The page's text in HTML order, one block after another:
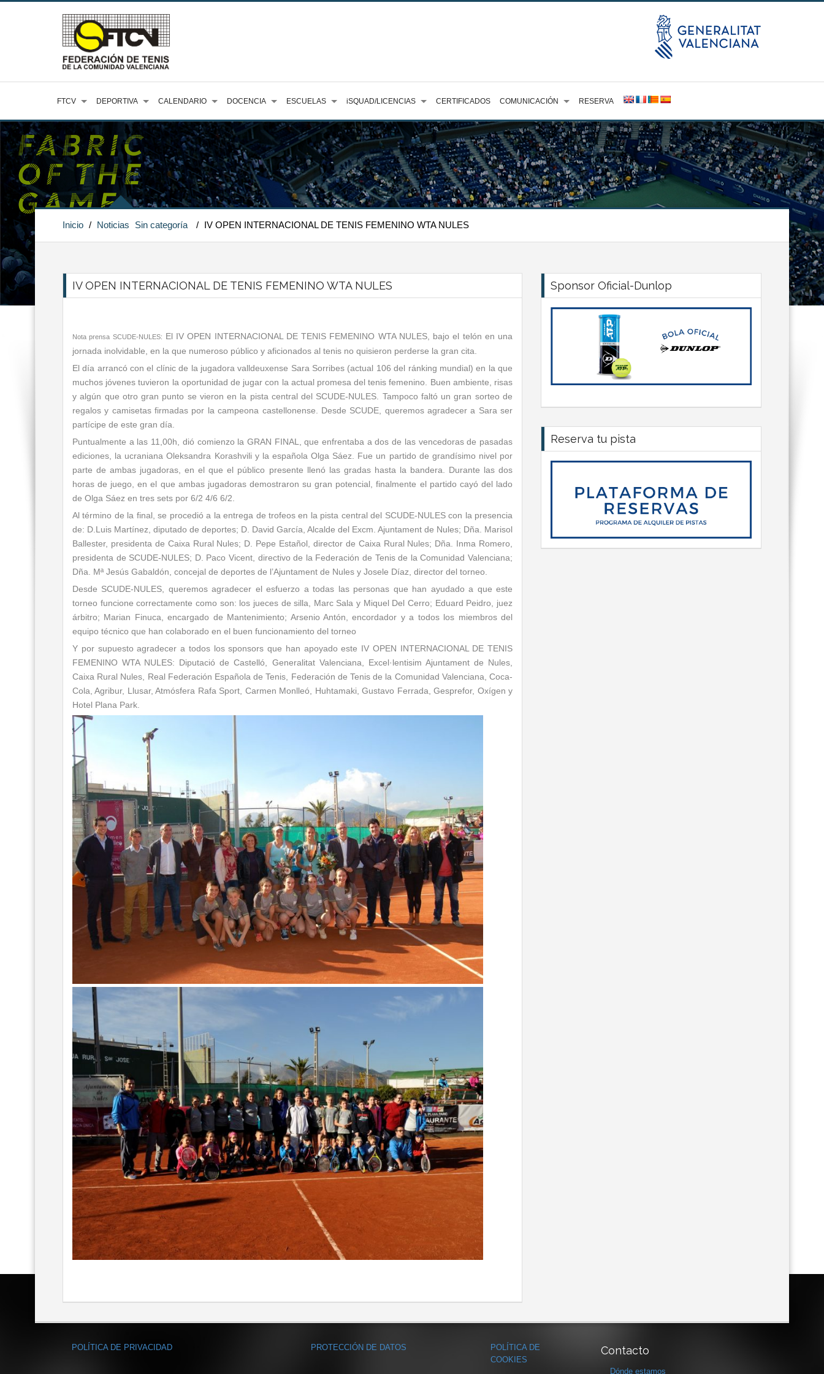
FTCV DEPORTIVA CALENDARIO DOCENCIA ESCUELAS iSQUAD/LICENCIAS CERTIFICADOS COMUNICACIÓN RESERVA
Inicio / Noticias Sin categoría / IV OPEN INTERNACIONAL DE TENIS FEMENINO WTA NULES
IV OPEN INTERNACIONAL DE TENIS FEMENINO WTA NULES
Nota prensa SCUDE-NULES: El IV OPEN INTERNACIONAL DE TENIS FEMENINO WTA NULES, bajo el telón en una
jornada inolvidable, en la que numeroso público y aficionados al tenis no quisieron perderse la gran cita.
El día arrancó con el clínic de la jugadora valldeuxense Sara Sorribes (actual 106 del ránking mundial) en la que
muchos jóvenes tuvieron la oportunidad de jugar con la actual promesa del tenis femenino. Buen ambiente, risas
y algún que otro gran punto se vieron en la pista central del SCUDE-NULES. Tampoco faltó un gran sorteo de
regalos y camisetas firmadas por la campeona castellonense. Desde SCUDE, queremos agradecer a Sara ser
partícipe de este gran día.
Puntualmente a las 11,00h, dió comienzo la GRAN FINAL, que enfrentaba a dos de las vencedoras de pasadas
ediciones, la ucraniana Oleksandra Korashvili y la española Olga Sáez. Fue un partido de grandísimo nivel por
parte de ambas jugadoras, en el que el público presente llenó las gradas hasta la bandera. Durante las dos
horas de juego, en el que ambas jugadoras demostraron su gran potencial, finalmente el partido cayó del lado
de Olga Sáez en tres sets por 6/2 4/6 6/2.
Al término de la final, se procedió a la entrega de trofeos en la pista central del SCUDE-NULES con la presencia
de: D.Luis Martínez, diputado de deportes; D. David García, Alcalde del Excm. Ajuntament de Nules; Dña. Marisol
Ballester, presidenta de Caixa Rural Nules; D. Pepe Estañol, director de Caixa Rural Nules; Dña. Inma Romero,
presidenta de SCUDE-NULES; D. Paco Vicent, directivo de la Federación de Tenis de la Comunidad Valenciana;
Dña. Mª Jesús Gabaldón, concejal de deportes de l’Ajuntament de Nules y Josele Díaz, director del torneo.
Desde SCUDE-NULES, queremos agradecer el esfuerzo a todas las personas que han ayudado a que este
torneo funcione correctamente como son: los jueces de silla, Marc Sala y Miquel Del Cerro; Eduard Peidro, juez
árbitro; Marian Finuca, encargado de Mantenimiento; Arsenio Antón, encordador y a todos los miembros del
equipo técnico que han colaborado en el buen funcionamiento del torneo
Y por supuesto agradecer a todos los sponsors que han apoyado este IV OPEN INTERNACIONAL DE TENIS
FEMENINO WTA NULES: Diputació de Castelló, Generalitat Valenciana, Excel·lentisim Ajuntament de Nules,
Caixa Rural Nules, Real Federación Española de Tenis, Federación de Tenis de la Comunidad Valenciana, Coca-
Cola, Agribur, Llusar, Atmósfera Rafa Sport, Carmen Monlleó, Huhtamaki, Gustavo Ferrada, Gesprefor, Oxígen y
Hotel Plana Park.
Sponsor Oficial-Dunlop
Reserva tu pista
POLÍTICA DE PRIVACIDAD PROTECCIÓN DE DATOS
POLÍTICA DE
COOKIES
Contacto
Dónde estamos